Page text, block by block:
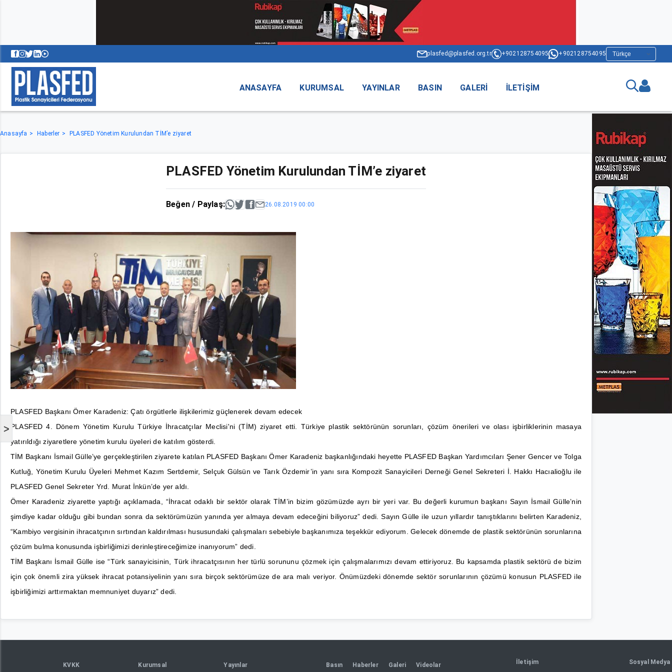
plasfed@plasfed.org.tr +902128754095 +902128754095
ANASAYFA KURUMSAL YAYINLAR BASIN GALERI İLETIŞIM
>
Anasayfa Haberler PLASFED Yönetim Kurulundan TİM’e ziyaret
PLASFED Yönetim Kurulundan TİM’e ziyaret
Beğen / Paylaş: 26.08.2019 00:00
PLASFED Başkanı Ömer Karadeniz: Çatı örgütlerle ilişkilerimiz güçlenerek devam edecek
PLASFED 4. Dönem Yönetim Kurulu Türkiye İhracatçılar Meclisi'ni (TİM) ziyaret etti. Türkiye plastik sektörünün sorunları, çözüm önerileri ve olası işbirliklerinin masaya
yatırıldığı ziyaretlere yönetim kurulu üyeleri de katılım gösterdi.
TİM Başkanı İsmail Gülle’ye gerçekleştirilen ziyarete katılan PLASFED Başkanı Ömer Karadeniz başkanlığındaki heyette PLASFED Başkan Yardımcıları Şener Gencer ve Tolga
Kutluğ, Yönetim Kurulu Üyeleri Mehmet Kazım Sertdemir, Selçuk Gülsün ve Tarık Özdemir’in yanı sıra Kompozit Sanayicileri Derneği Genel Sekreteri İ. Hakkı Hacıalioğlu ile
PLASFED Genel Sekreter Yrd. Murat İnkün’de yer aldı.
Ömer Karadeniz ziyarette yaptığı açıklamada, “İhracat odaklı bir sektör olarak TİM’in bizim gözümüzde ayrı bir yeri var. Bu değerli kurumun başkanı Sayın İsmail Gülle’nin
şimdiye kadar olduğu gibi bundan sonra da sektörümüzün yanında yer almaya devam edeceğini biliyoruz” dedi. Sayın Gülle ile uzun yıllardır tanıştıklarını belirten Karadeniz,
“Kambiyo vergisinin ihracatçının sırtından kaldırılması hususundaki çalışmaları sebebiyle başkanımıza teşekkür ediyorum. Gelecek dönemde de plastik sektörünün sorunlarına
çözüm bulma konusunda işbirliğimizi derinleştireceğimize inanıyorum” dedi.
TİM Başkanı İsmail Gülle ise “Türk sanayicisinin, Türk ihracatçısının her türlü sorununu çözmek için çalışmalarımızı devam ettiriyoruz. Bu kapsamda plastik sektörü de bizim
için çok önemli zira yüksek ihracat potansiyelinin yanı sıra birçok sektörümüze de ara malı veriyor. Önümüzdeki dönemde sektör sorunlarının çözümü konusun PLASFED ile
işbirliğimizi arttırmaktan memnuniyet duyarız” dedi.
KVKK Kurumsal Yayınlar Basın Haberler Galeri Videolar İletişim Sosyal Medya